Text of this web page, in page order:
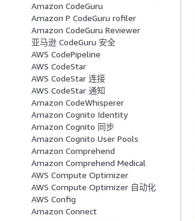
Amazon CodeGuru
Amazon P CodeGuru rofiler
Amazon CodeGuru Reviewer
亚马逊 CodeGuru 安全
AWS CodePipeline
AWS CodeStar
AWS CodeStar 连接
AWS CodeStar 通知
Amazon CodeWhisperer
Amazon Cognito Identity
Amazon Cognito 同步
Amazon Cognito User Pools
Amazon Comprehend
Amazon Comprehend Medical
AWS Compute Optimizer
AWS Compute Optimizer 自动化
AWS Config
Amazon Connect